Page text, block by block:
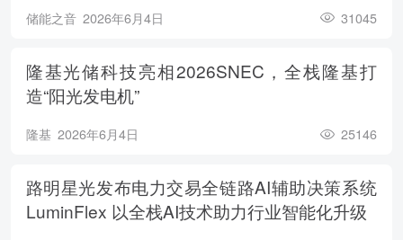
储能之音 2026年6月4日 31045
隆基光储科技亮相2026SNEC，全栈隆基打
造“阳光发电机”
隆基 2026年6月4日 25146
路明星光发布电力交易全链路AI辅助决策系统
LuminFlex 以全栈AI技术助力行业智能化升级